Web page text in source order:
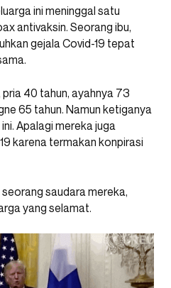
ini meninggal satu
antivaksin. Seorang ibu,
gejala Covid-19 tepat
40 tahun, ayahnya 73
65 tahun. Namun ketiganya
Apalagi mereka juga
karena termakan konpirasi
saudara mereka,
yang selamat.